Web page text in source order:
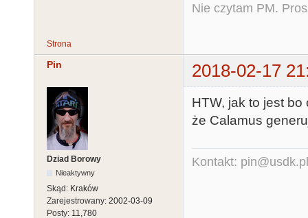
Nie czytam PM.
Strona
Pin 2018-02-17
Dziad Borowy
Nieaktywny
Skąd: Kraków
Zarejestrowany: 2002-03-09
Posty: 11,780
HTW, jak to jest
że Calamus
Kontakt: pin@usdk.pl